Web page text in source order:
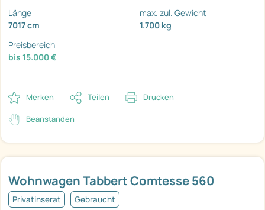
Wohnwagen Tabbert Comtesse 560
Privatinserat Gebraucht
Länge
7017 cm
max. zul. Gewicht
1.700 kg
Preisbereich
bis 15.000 €
Merken Teilen Drucken
Beanstanden